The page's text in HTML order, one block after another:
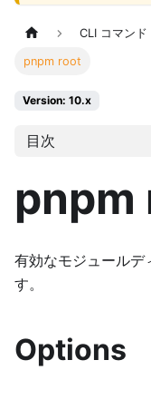
CLI コマンド
pnpm root
Version: 10.x
目次
pnpm
有効なモジュールデ
す。
Options